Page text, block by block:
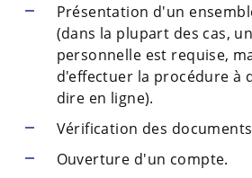
Présentation d'un
(dans la plupart des cas,
personnelle est requise,
d'effectuer la procédure à
dire en ligne).
Vérification des
Ouverture d'un compte.